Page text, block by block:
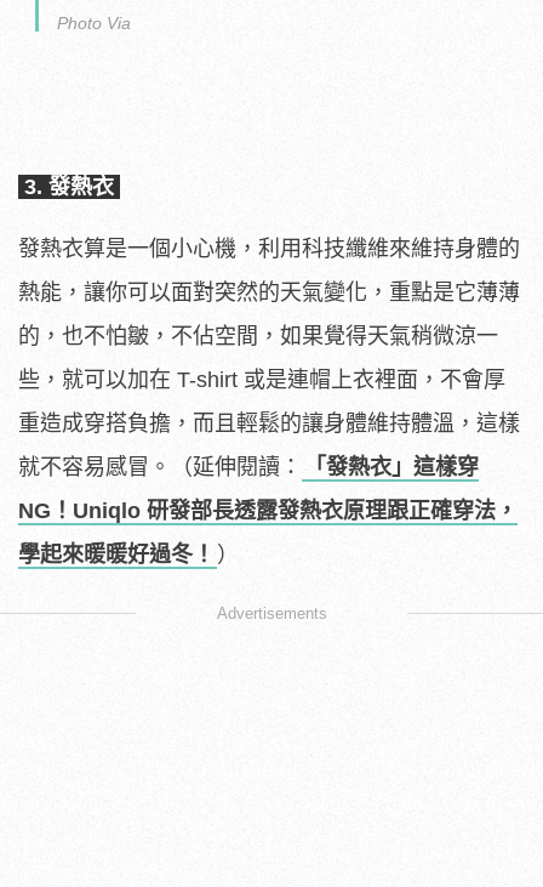
Photo Via
3. 發熱衣
發熱衣算是一個小心機，利用科技纖維來維持身體的
熱能，讓你可以面對突然的天氣變化，重點是它薄薄
的，也不怕皺，不佔空間，如果覺得天氣稍微涼一
些，就可以加在 T-shirt 或是連帽上衣裡面，不會厚
重造成穿搭負擔，而且輕鬆的讓身體維持體溫，這樣
就不容易感冒。（延伸閱讀：
「發熱衣」這樣穿
NG！Uniqlo 研發部長透露發熱衣原理跟正確穿法，
學起來暖暖好過冬！ ）
Advertisements